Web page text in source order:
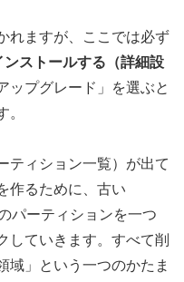
れますが、ここでは必ず
ストールする（詳細設
ップグレード」を選ぶと
。
ティション一覧）が出て
作るために、古い
パーティションを一つ
していきます。すべて削
域」という一つのかたま